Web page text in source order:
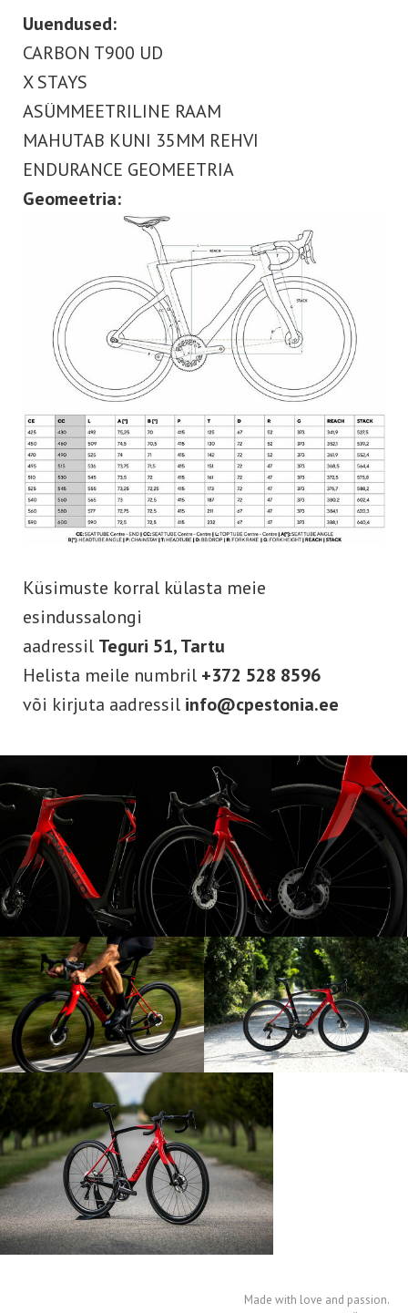
Uuendused:
CARBON T900 UD
X STAYS
ASÜMMEETRILINE RAAM
MAHUTAB KUNI 35MM REHVI
ENDURANCE GEOMEETRIA
Geomeetria:
Küsimuste korral külasta meie
esindussalongi
aadressil Teguri 51, Tartu
Helista meile numbril +372 528 8596
või kirjuta aadressil info@cpestonia.ee
Made with love and passion.